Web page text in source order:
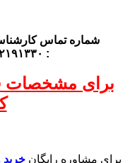
شماره تماس
: ۰۹۱۰۲۱۹۱۳۳۰و ۰۹۱۰۲۱۸۱۰۸۸
برای مشخصات
برای مشاوره رایگان